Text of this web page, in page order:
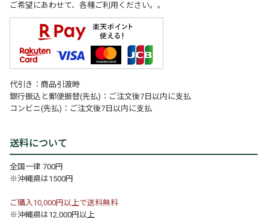
ご希望にあわせて、各種ご利用ください。。
代引き：商品引渡時
銀行振込と郵便振替(先払)：ご注文後7日以内に支払
コンビニ(先払)：ご注文後7日以内に支払
送料について
全国一律 700円
※沖縄県は1500円
ご購入10,000円以上で送料無料
※沖縄県は12,000円以上